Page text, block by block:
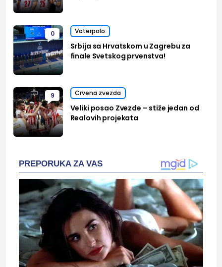
0 Vaterpolo
Srbija sa Hrvatskom u Zagrebu za
finale Svetskog prvenstva!
9 Crvena zvezda
Veliki posao Zvezde – stiže jedan od
Realovih projekata
PREPORUKA ZA VAS